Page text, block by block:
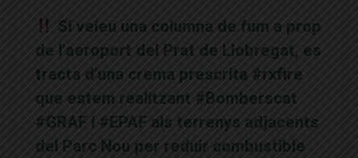
Si veieu una columna de fum a prop
de l’aeroport del Prat de Llobregat, es
tracta d’una crema prescrita #rxfire
que estem realitzant #Bomberscat
#GRAF i #EPAF als terrenys adjacents
del Parc Nou per reduir combustible